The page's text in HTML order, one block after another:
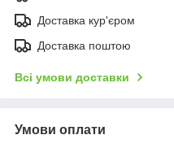
Доставка кур'єром
Доставка поштою
Всі умови доставки
Умови оплати